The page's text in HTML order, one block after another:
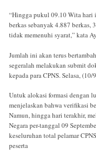
“Hingga pukul 09.10 Wita
berkas sebanyak 4.887 berkas,
tidak memenuhi syarat,” kata
Jumlah ini akan terus
segeralah melakukan submit
kepada para CPNS. Selasa,
Untuk alokasi formasi dengan
menjelaskan bahwa verifikasi
Namun, hingga hari terakhir,
Negara per-tanggal 09
keseluruhan total pelamar
peserta